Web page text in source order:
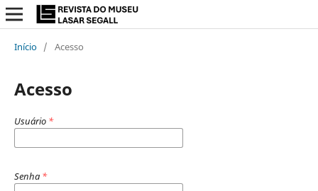
Início / Acesso
Acesso
Usuário *
Senha *